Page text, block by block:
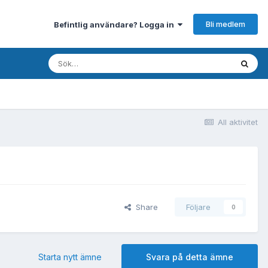
Befintlig användare? Logga in Bli medlem
All aktivitet
Share Följare 0
Svara på detta ämne
Starta nytt ämne